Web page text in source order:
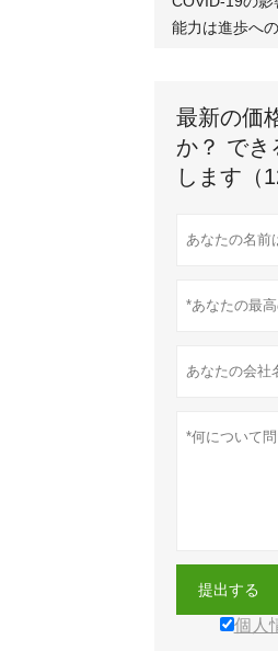
能力は進歩へ
最新の価
か？ でき
します（
提出する
個人